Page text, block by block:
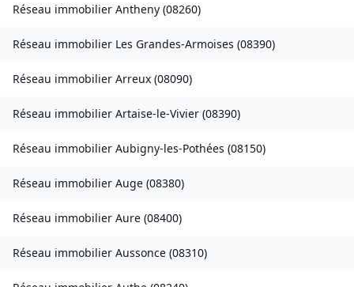
Réseau immobilier Antheny (08260)
Réseau immobilier Les Grandes-Armoises (08390)
Réseau immobilier Arreux (08090)
Réseau immobilier Artaise-le-Vivier (08390)
Réseau immobilier Aubigny-les-Pothées (08150)
Réseau immobilier Auge (08380)
Réseau immobilier Aure (08400)
Réseau immobilier Aussonce (08310)